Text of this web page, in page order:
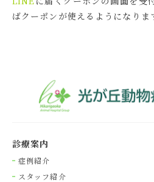
ばクーポンが使えるようになりま
診療案内
症例紹介
スタッフ紹介